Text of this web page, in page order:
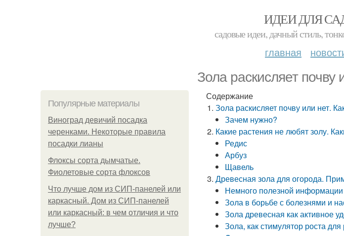
ИДЕИ ДЛЯ
садовые идеи, дачный стиль,
главная
Зола раскисляет почву
Популярные материалы
Виноград девичий посадка
черенками. Некоторые правила
посадки лианы
Флоксы сорта дымчатые.
Фиолетовые сорта флоксов
Что лучше дом из СИП-панелей или
каркасный. Дом из СИП-панелей
или каркасный: в чем отличия и что
лучше?
Содержание
Зола раскисляет почву или нет.
Зачем нужно?
Какие растения не любят золу.
Редис
Арбуз
Щавель
Древесная зола для огорода.
Немного полезной информации
Зола в борьбе с болезнями и
Зола древесная как активное
Зола, как стимулятор роста для